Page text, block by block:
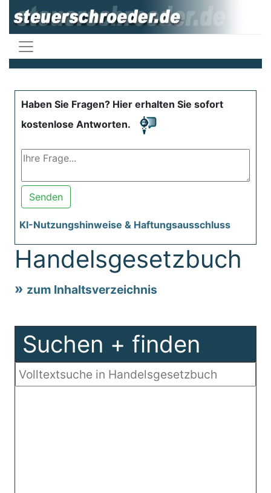
Haben Sie Fragen? Hier erhalten Sie sofort
kostenlose Antworten.
Senden
KI-Nutzungshinweise & Haftungsausschluss
Handelsgesetzbuch
zum Inhaltsverzeichnis
Suchen + finden